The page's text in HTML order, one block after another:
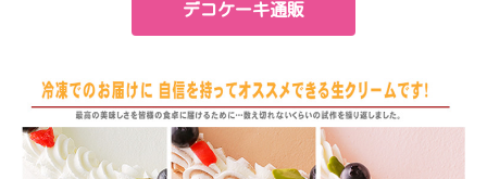
デコケーキ通販